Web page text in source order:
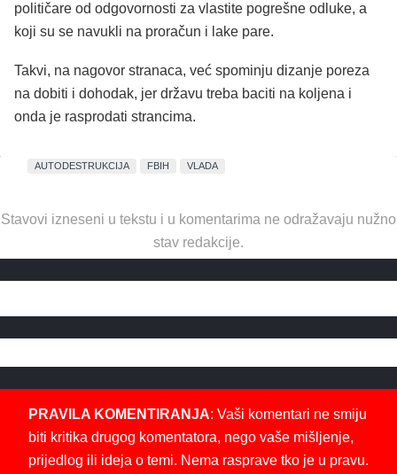
političare od odgovornosti za vlastite pogrešne odluke, a
koji su se navukli na proračun i lake pare.
Takvi, na nagovor stranaca, već spominju dizanje poreza
na dobiti i dohodak, jer državu treba baciti na koljena i
onda je rasprodati strancima.
AUTODESTRUKCIJA FBIH VLADA
Stavovi izneseni u tekstu i u komentarima ne odražavaju nužno
stav redakcije.
PRAVILA KOMENTIRANJA: Vaši komentari ne smiju
biti kritika drugog komentatora, nego vaše mišljenje,
prijedlog ili ideja o temi. Nema rasprave tko je u pravu.